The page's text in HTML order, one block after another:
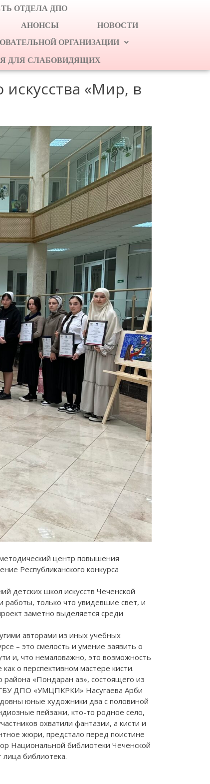
ОТДЕЛА ДПО
АНОНСЫ
НОВОСТИ
ОРГАНИЗАЦИИ
ДЛЯ СЛАБОВИДЯЩИХ
искусства «Мир, в
центр повышения
Республиканского конкурса
детских школ искусств Чеченской
работы, только что увидевшие свет, и
заметно выделяется среди
авторами из иных учебных
– это смелость и умение заявить о
и, что немаловажно, это возможность
о перспективном мастере кисти.
«Пондаран аз», состоящего из
ГБУ ДПО «УМЦПКРКИ» Насугаева Арби
юные художники два с половиной
пейзажи, кто-то родное село,
охватили фантазии, а кисти и
жюри, предстало перед поистине
Национальной библиотеки Чеченской
библиотека.